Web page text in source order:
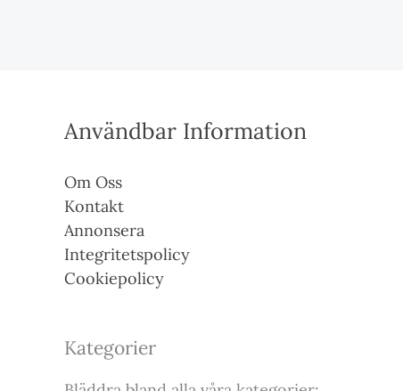
Användbar Information
Om Oss
Kontakt
Annonsera
Integritetspolicy
Cookiepolicy
Kategorier